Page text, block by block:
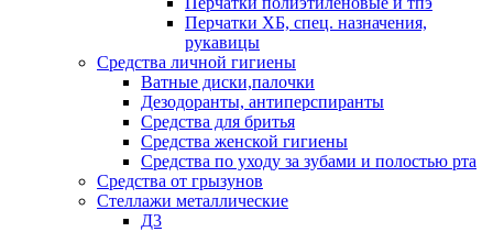
Перчатки ХБ, спец. назначения,
рукавицы
Средства личной гигиены
Ватные диски,палочки
Дезодоранты, антиперспиранты
Средства для бритья
Средства женской гигиены
Средства по уходу за зубами и полостью рта
Средства от грызунов
Стеллажи металлические
Д3